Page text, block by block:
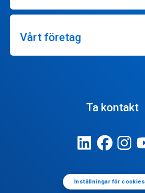
Vårt företag
Ta kontakt
Inställningar för cookies